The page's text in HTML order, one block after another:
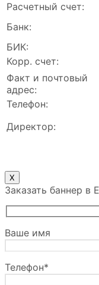
Расчетный счет:
Банк:
БИК:
Корр. счет:
Факт и почтовый
адрес:
Телефон:
Директор:
X
Заказать баннер в
Ваше имя
Телефон*